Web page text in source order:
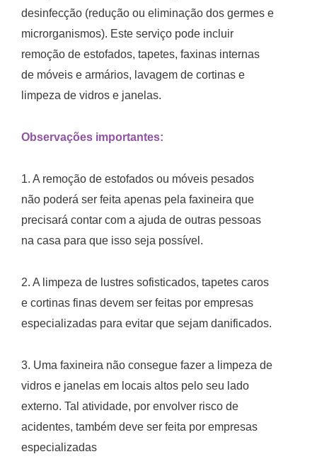
desinfecção (redução ou eliminação dos germes e
microrganismos). Este serviço pode incluir
remoção de estofados, tapetes, faxinas internas
de móveis e armários, lavagem de cortinas e
limpeza de vidros e janelas.
Observações importantes:
1. A remoção de estofados ou móveis pesados
não poderá ser feita apenas pela faxineira que
precisará contar com a ajuda de outras pessoas
na casa para que isso seja possível.
2. A limpeza de lustres sofisticados, tapetes caros
e cortinas finas devem ser feitas por empresas
especializadas para evitar que sejam danificados.
3. Uma faxineira não consegue fazer a limpeza de
vidros e janelas em locais altos pelo seu lado
externo. Tal atividade, por envolver risco de
acidentes, também deve ser feita por empresas
especializadas